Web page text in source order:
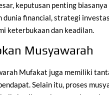
keputusan penting
dunia financial, strategi
keterbukaan dan keadilan.
Musyawarah
Mufakat juga memiliki
Selain itu, proses